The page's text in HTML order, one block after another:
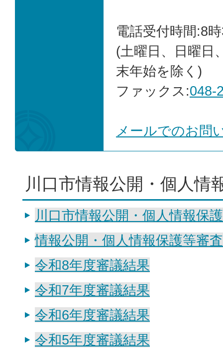
電話受付時間:8
(土曜日、日曜日
末年始を除く)
ファックス:048-
メールでのお問
川口市情報公開・個人情
川口市情報公開・個人情報保
情報公開・個人情報保護等審
令和8年度審議結果
令和7年度審議結果
令和6年度審議結果
令和5年度審議結果